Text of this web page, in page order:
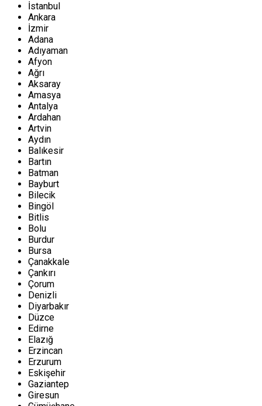
İstanbul
Ankara
İzmir
Adana
Adıyaman
Afyon
Ağrı
Aksaray
Amasya
Antalya
Ardahan
Artvin
Aydın
Balıkesir
Bartın
Batman
Bayburt
Bilecik
Bingöl
Bitlis
Bolu
Burdur
Bursa
Çanakkale
Çankırı
Çorum
Denizli
Diyarbakır
Düzce
Edirne
Elazığ
Erzincan
Erzurum
Eskişehir
Gaziantep
Giresun